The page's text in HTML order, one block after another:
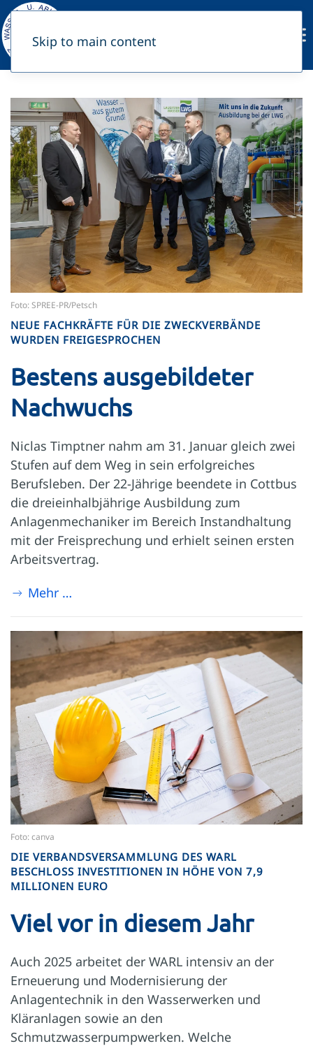
Skip to main content
Foto: SPREE-PR/Petsch
NEUE FACHKRÄFTE FÜR DIE ZWECKVERBÄNDE
WURDEN FREIGESPROCHEN
Bestens ausgebildeter
Nachwuchs
Niclas Timptner nahm am 31. Januar gleich zwei
Stufen auf dem Weg in sein erfolgreiches
Berufsleben. Der 22-Jährige beendete in Cottbus
die dreieinhalbjährige Ausbildung zum
Anlagenmechaniker im Bereich Instandhaltung
mit der Freisprechung und erhielt seinen ersten
Arbeitsvertrag.
Mehr …
Foto: canva
DIE VERBANDSVERSAMMLUNG DES WARL
BESCHLOSS INVESTITIONEN IN HÖHE VON 7,9
MILLIONEN EURO
Viel vor in diesem Jahr
Auch 2025 arbeitet der WARL intensiv an der
Erneuerung und Modernisierung der
Anlagentechnik in den Wasserwerken und
Kläranlagen sowie an den
Schmutzwasserpumpwerken. Welche